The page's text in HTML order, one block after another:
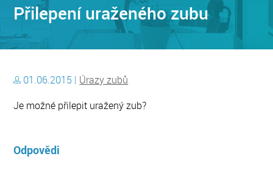
Přilepení uraženého zubu
01.06.2015 | Úrazy zubů
Je možné přilepit uražený zub?
Odpovědi